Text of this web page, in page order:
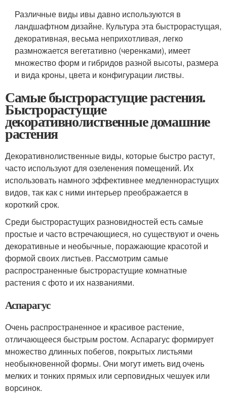
Различные виды ивы давно используются в
ландшафтном дизайне. Культура эта быстрорастущая,
декоративная, весьма неприхотливая, легко
размножается вегетативно (черенками), имеет
множество форм и гибридов разной высоты, размера
и вида кроны, цвета и конфигурации листвы.
Самые быстрорастущие растения.
Быстрорастущие
декоративнолиственные домашние
растения
Декоративнолиственные виды, которые быстро растут,
часто используют для озеленения помещений. Их
использовать намного эффективнее медленнорастущих
видов, так как с ними интерьер преображается в
короткий срок.
Среди быстрорастущих разновидностей есть самые
простые и часто встречающиеся, но существуют и очень
декоративные и необычные, поражающие красотой и
формой своих листьев. Рассмотрим самые
распространенные быстрорастущие комнатные
растения с фото и их названиями.
Аспарагус
Очень распространенное и красивое растение,
отличающееся быстрым ростом. Аспарагус формирует
множество длинных побегов, покрытых листьями
необыкновенной формы. Они могут иметь вид очень
мелких и тонких прямых или серповидных чешуек или
ворсинок.